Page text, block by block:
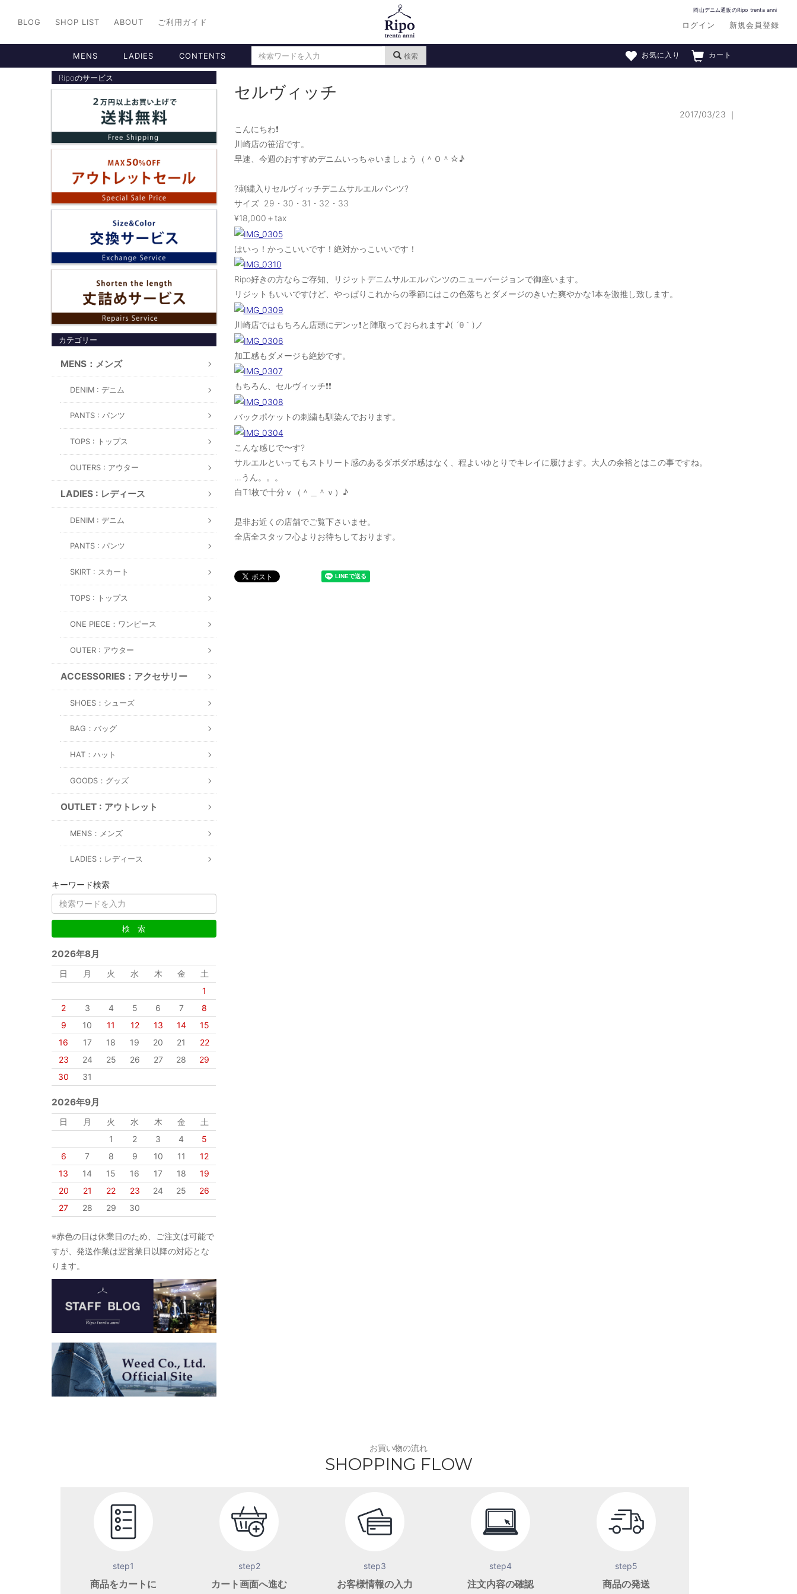
岡山デニム通販のRipo trenta anni
ログイン 新規会員登録
BLOG SHOP LIST ABOUT ご利用ガイド
MENS LADIES CONTENTS 検索 カート
お気に入り
Ripoのサービス
カテゴリー
MENS：メンズ
DENIM : デニム
PANTS : パンツ
TOPS : トップス
OUTERS : アウター
LADIES : レディース
DENIM : デニム
PANTS : パンツ
SKIRT : スカート
TOPS : トップス
ONE PIECE：ワンピース
OUTER : アウター
ACCESSORIES：アクセサリー
SHOES：シューズ
BAG：バッグ
HAT：ハット
GOODS：グッズ
OUTLET : アウトレット
MENS：メンズ
LADIES：レディース
キーワード検索
2026年8月
日 月 火 水 木 金
土
1
2
3 4 5 6 7
8
9
10 11 12 13 14
15
16
17 18 19 20 21
22
23
24 25 26 27 28
29
30
31
2026年9月
日 月 火 水 木 金
土
1
2 3 4
5
6
7 8 9 10 11
12
13
14 15 16 17 18
19
20
21 22 23 24 25
26
27
28 29 30
※赤色の日は休業日のため、ご注文は可能で
すが、発送作業は翌営業日以降の対応とな
ります。
セルヴィッチ
2017/03/23 ｜
こんにちわ❗️
川崎店の笹沼です。
早速、今週のおすすめデニムいっちゃいましょう（＾Ｏ＾☆♪
?刺繍入りセルヴィッチデニムサルエルパンツ?
サイズ 29・30・31・32・33
¥18,000＋tax
はいっ！かっこいいです！絶対かっこいいです！
Ripo好きの方ならご存知、リジットデニムサルエルパンツのニューバージョンで御座います。
リジットもいいですけど、やっぱりこれからの季節にはこの色落ちとダメージのきいた爽やかな1本を激推し致します。
川崎店ではもちろん店頭にデンッ❗️と陣取っておられます♪( ´θ｀)ノ
加工感もダメージも絶妙です。
もちろん、セルヴィッチ❗️❗️
バックポケットの刺繍も馴染んでおります。
こんな感じで〜す?
サルエルといってもストリート感のあるダボダボ感はなく、程よいゆとりでキレイに履けます。大人の余裕とはこの事ですね。
...うん。。。
白T1枚で十分ｖ（＾＿＾ｖ）♪
是非お近くの店舗でご覧下さいませ。
全店全スタッフ心よりお待ちしております。
お買い物の流れ
SHOPPING FLOW
step1
商品をカートに
step2
カート画面へ進む
step3
お客様情報の入力
step4
注文内容の確認
step5
商品の発送